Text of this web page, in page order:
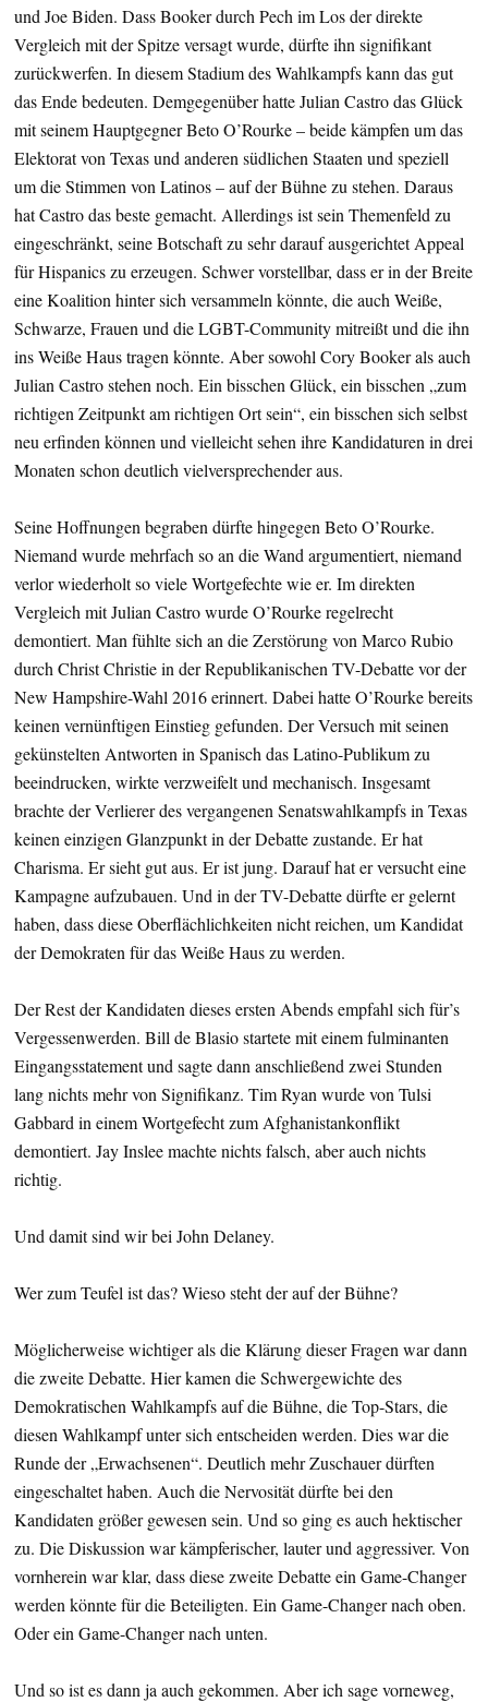
und Joe Biden. Dass Booker durch Pech im Los der direkte
Vergleich mit der Spitze versagt wurde, dürfte ihn signifikant
zurückwerfen. In diesem Stadium des Wahlkampfs kann das gut
das Ende bedeuten. Demgegenüber hatte Julian Castro das Glück
mit seinem Hauptgegner Beto O’Rourke – beide kämpfen um das
Elektorat von Texas und anderen südlichen Staaten und speziell
um die Stimmen von Latinos – auf der Bühne zu stehen. Daraus
hat Castro das beste gemacht. Allerdings ist sein Themenfeld zu
eingeschränkt, seine Botschaft zu sehr darauf ausgerichtet Appeal
für Hispanics zu erzeugen. Schwer vorstellbar, dass er in der Breite
eine Koalition hinter sich versammeln könnte, die auch Weiße,
Schwarze, Frauen und die LGBT-Community mitreißt und die ihn
ins Weiße Haus tragen könnte. Aber sowohl Cory Booker als auch
Julian Castro stehen noch. Ein bisschen Glück, ein bisschen „zum
richtigen Zeitpunkt am richtigen Ort sein“, ein bisschen sich selbst
neu erfinden können und vielleicht sehen ihre Kandidaturen in drei
Monaten schon deutlich vielversprechender aus.
Seine Hoffnungen begraben dürfte hingegen Beto O’Rourke.
Niemand wurde mehrfach so an die Wand argumentiert, niemand
verlor wiederholt so viele Wortgefechte wie er. Im direkten
Vergleich mit Julian Castro wurde O’Rourke regelrecht
demontiert. Man fühlte sich an die Zerstörung von Marco Rubio
durch Christ Christie in der Republikanischen TV-Debatte vor der
New Hampshire-Wahl 2016 erinnert. Dabei hatte O’Rourke bereits
keinen vernünftigen Einstieg gefunden. Der Versuch mit seinen
gekünstelten Antworten in Spanisch das Latino-Publikum zu
beeindrucken, wirkte verzweifelt und mechanisch. Insgesamt
brachte der Verlierer des vergangenen Senatswahlkampfs in Texas
keinen einzigen Glanzpunkt in der Debatte zustande. Er hat
Charisma. Er sieht gut aus. Er ist jung. Darauf hat er versucht eine
Kampagne aufzubauen. Und in der TV-Debatte dürfte er gelernt
haben, dass diese Oberflächlichkeiten nicht reichen, um Kandidat
der Demokraten für das Weiße Haus zu werden.
Der Rest der Kandidaten dieses ersten Abends empfahl sich für’s
Vergessenwerden. Bill de Blasio startete mit einem fulminanten
Eingangsstatement und sagte dann anschließend zwei Stunden
lang nichts mehr von Signifikanz. Tim Ryan wurde von Tulsi
Gabbard in einem Wortgefecht zum Afghanistankonflikt
demontiert. Jay Inslee machte nichts falsch, aber auch nichts
richtig.
Und damit sind wir bei John Delaney.
Wer zum Teufel ist das? Wieso steht der auf der Bühne?
Möglicherweise wichtiger als die Klärung dieser Fragen war dann
die zweite Debatte. Hier kamen die Schwergewichte des
Demokratischen Wahlkampfs auf die Bühne, die Top-Stars, die
diesen Wahlkampf unter sich entscheiden werden. Dies war die
Runde der „Erwachsenen“. Deutlich mehr Zuschauer dürften
eingeschaltet haben. Auch die Nervosität dürfte bei den
Kandidaten größer gewesen sein. Und so ging es auch hektischer
zu. Die Diskussion war kämpferischer, lauter und aggressiver. Von
vornherein war klar, dass diese zweite Debatte ein Game-Changer
werden könnte für die Beteiligten. Ein Game-Changer nach oben.
Oder ein Game-Changer nach unten.
Und so ist es dann ja auch gekommen. Aber ich sage vorneweg,